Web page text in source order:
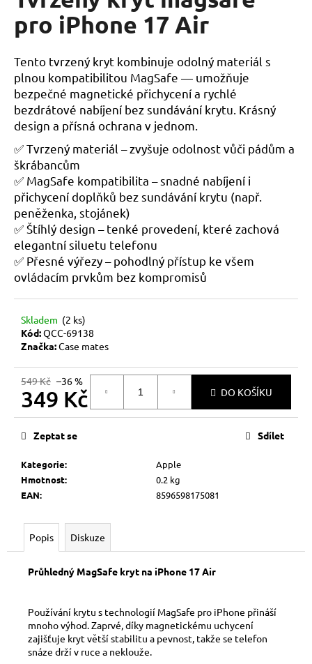
5
pro iPhone 17 Air
Tento tvrzený kryt kombinuje odolný materiál s
plnou kompatibilitou MagSafe — umožňuje
bezpečné magnetické přichycení a rychlé
bezdrátové nabíjení bez sundávání krytu. Krásný
design a přísná ochrana v jednom.
✅Tvrzený materiál – zvyšuje odolnost vůči pádům a
škrábancům
✅ MagSafe kompatibilita – snadné nabíjení i
přichycení doplňků bez sundávání krytu (např.
peněženka, stojánek)
✅Štíhlý design – tenké provedení, které zachová
elegantní siluetu telefonu
✅ Přesné výřezy– pohodlný přístup ke všem
ovládacím prvkům bez kompromisů
Skladem (2 ks)
Kód:QCC-69138
Značka:Case mates
549 Kč –36 %
349 Kč
Měrná
DO KOŠÍKU
Kategorie:
Apple
Hmotnost:
0.2 kg
EAN: 8596598175081
Zeptat se Sdílet
Popis Diskuze
Průhledný MagSafe kryt na iPhone 17 Air
Používání krytu s technologií MagSafe pro iPhone přináší
mnoho výhod. Zaprvé, díky magnetickému uchycení
zajišťuje kryt větší stabilitu a pevnost, takže se telefon
snáze drží v ruce a neklouže.
a
j
í
t
?
D
o
p
o
r
u
u
m